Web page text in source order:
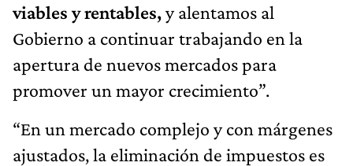
viables y rentables,y alentamos al
Gobierno a continuar trabajando en la
apertura de nuevos mercados para
promover un mayor crecimiento”.
“En un mercado complejo y con márgenes
ajustados, la eliminación de impuestos es